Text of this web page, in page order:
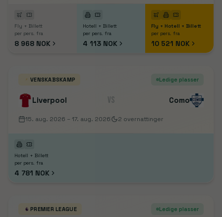
Fly + Billett
per pers. fra
8 968 NOK
Hotell + Billett
per pers. fra
4 113 NOK
Fly + Hotell + Billett
per pers. fra
10 521 NOK
VENSKABSKAMP Ledige plasser
Liverpool VS Como
15. aug. 2026 – 17. aug. 2026 2 overnattinger
Hotell + Billett
per pers. fra
4 781 NOK
PREMIER LEAGUE Ledige plasser